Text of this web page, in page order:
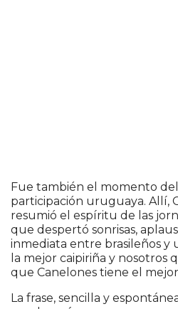
Fue también el momento
participación uruguaya. Allí,
resumió el espíritu de las
que despertó sonrisas,
inmediata entre brasileños y
la mejor caipiriña y nosotros
que Canelones tiene el mejor
La frase, sencilla y